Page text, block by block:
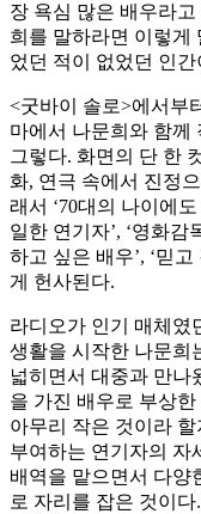
장 욕심 많은 배우라
희를 말하라면 이렇게
었던 적이 없었던 인간
<굿바이 솔로>에서부
마에서 나문희와 함께
그렇다. 화면의 단 한
화, 연극 속에서 진정
래서 ‘70대의 나이에
일한 연기자’, ‘영화
하고 싶은 배우’, ‘믿
게 헌사된다.
라디오가 인기 매체였
생활을 시작한 나문희
넓히면서 대중과 만나
을 가진 배우로 부상
아무리 작은 것이라
부여하는 연기자의 자
배역을 맡으면서 다양
로 자리를 잡은 것이